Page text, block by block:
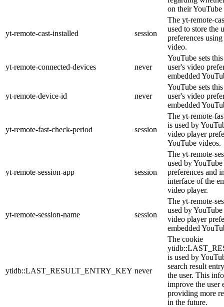
on their
yt-remote-cast-installed session
The yt-remote-
used to store the
preferences
video.
yt-remote-connected-devices never
YouTube sets
user's video
embedded
yt-remote-device-id never
YouTube sets
user's video
embedded
yt-remote-fast-check-period session
The yt-remote-
is used by
video player
YouTube videos.
yt-remote-session-app session
The yt-remote-
used by
preferences and
interface of the
video player.
yt-remote-session-name session
The yt-remote-
used by
video player
embedded
ytidb::LAST_RESULT_ENTRY_KEY never
The cookie
is used by
search result
the user. This
improve the user
providing more
in the future.